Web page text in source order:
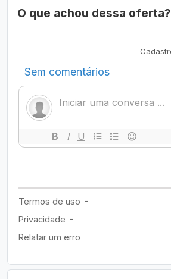
O que achou dessa oferta?